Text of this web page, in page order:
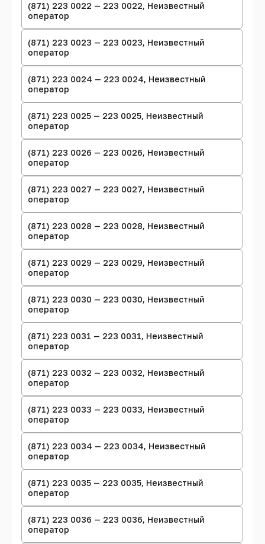
(871) 223 0022 — 223 0022, Неизвестный
оператор
(871) 223 0023 — 223 0023, Неизвестный
оператор
(871) 223 0024 — 223 0024, Неизвестный
оператор
(871) 223 0025 — 223 0025, Неизвестный
оператор
(871) 223 0026 — 223 0026, Неизвестный
оператор
(871) 223 0027 — 223 0027, Неизвестный
оператор
(871) 223 0028 — 223 0028, Неизвестный
оператор
(871) 223 0029 — 223 0029, Неизвестный
оператор
(871) 223 0030 — 223 0030, Неизвестный
оператор
(871) 223 0031 — 223 0031, Неизвестный
оператор
(871) 223 0032 — 223 0032, Неизвестный
оператор
(871) 223 0033 — 223 0033, Неизвестный
оператор
(871) 223 0034 — 223 0034, Неизвестный
оператор
(871) 223 0035 — 223 0035, Неизвестный
оператор
(871) 223 0036 — 223 0036, Неизвестный
оператор